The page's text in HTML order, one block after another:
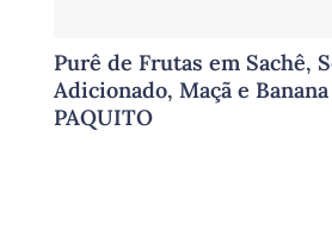
Purê de Frutas em Sachê,
Adicionado, Maçã e
PAQUITO